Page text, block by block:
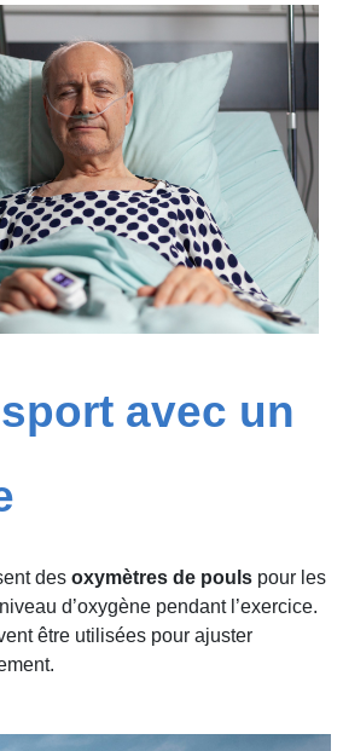
avec un
des oxymètres de pouls pour les
d’oxygène pendant l’exercice.
être utilisées pour ajuster